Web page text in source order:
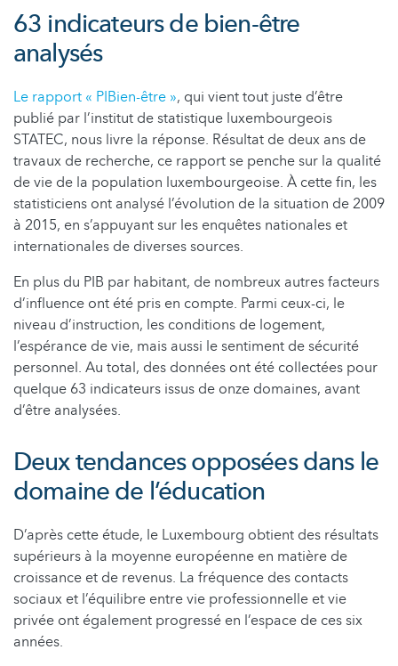
63 indicateurs de bien-être
analysés
Le rapport « PIBien-être », qui vient tout juste d’être
publié par l’institut de statistique luxembourgeois
STATEC, nous livre la réponse. Résultat de deux ans de
travaux de recherche, ce rapport se penche sur la qualité
de vie de la population luxembourgeoise. À cette fin, les
statisticiens ont analysé l’évolution de la situation de 2009
à 2015, en s’appuyant sur les enquêtes nationales et
internationales de diverses sources.
En plus du PIB par habitant, de nombreux autres facteurs
d’influence ont été pris en compte. Parmi ceux-ci, le
niveau d’instruction, les conditions de logement,
l’espérance de vie, mais aussi le sentiment de sécurité
personnel. Au total, des données ont été collectées pour
quelque 63 indicateurs issus de onze domaines, avant
d’être analysées.
Deux tendances opposées dans le
domaine de l’éducation
D’après cette étude, le Luxembourg obtient des résultats
supérieurs à la moyenne européenne en matière de
croissance et de revenus. La fréquence des contacts
sociaux et l’équilibre entre vie professionnelle et vie
privée ont également progressé en l’espace de ces six
années.